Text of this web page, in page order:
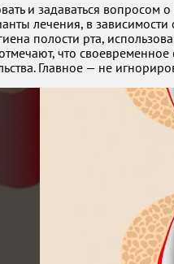
и задаваться
лечения, в
полости рта,
что
Главное — не